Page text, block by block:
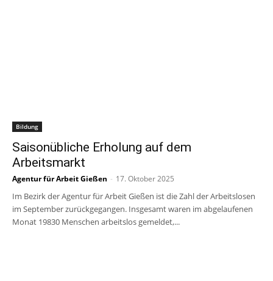
Bildung
Saisonübliche Erholung auf dem
Arbeitsmarkt
Agentur für Arbeit Gießen - 17. Oktober 2025
Im Bezirk der Agentur für Arbeit Gießen ist die Zahl der Arbeitslosen
im September zurückgegangen. Insgesamt waren im abgelaufenen
Monat 19830 Menschen arbeitslos gemeldet,...